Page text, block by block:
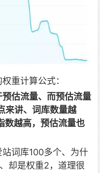
重计算公式：
估流量、而预估流量
来讲、词库数量越
数越高，预估流量也
词库100多个、为什
却是权重2，道理很